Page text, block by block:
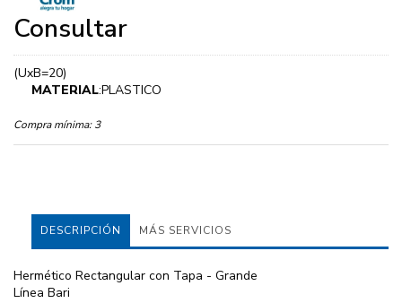
Consultar
(UxB=20)
MATERIAL:PLASTICO
Compra mínima: 3
DESCRIPCIÓN MÁS SERVICIOS
Hermético Rectangular con Tapa - Grande
Línea Bari